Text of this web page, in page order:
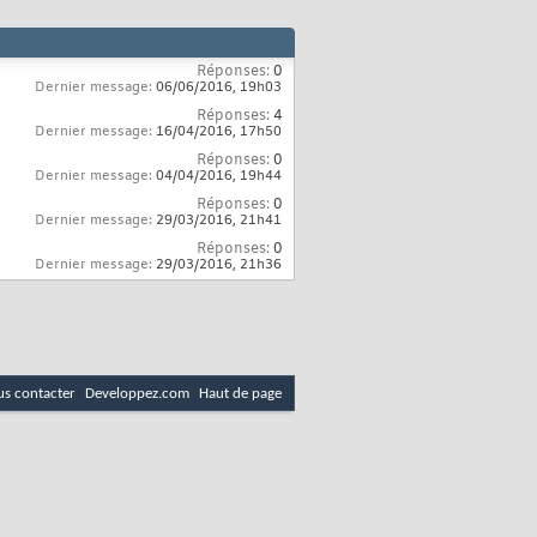
Réponses:0
Dernier message: 06/06/2016, 19h03
Réponses:4
Dernier message: 16/04/2016, 17h50
Réponses:0
Dernier message: 04/04/2016, 19h44
Réponses:0
Dernier message: 29/03/2016, 21h41
Réponses:0
Dernier message: 29/03/2016, 21h36
contacter Developpez.com Haut de page